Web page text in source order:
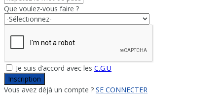
Que voulez-vous faire ?
Je suis d’accord avec les C.G.U
Inscription
Vous avez déjà un compte ? SE CONNECTER